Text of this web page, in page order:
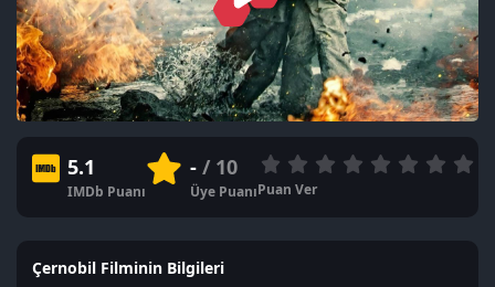
5.1
IMDb Puanı
-/ 10
Üye PuanıPuan Ver
Çernobil Filminin Bilgileri